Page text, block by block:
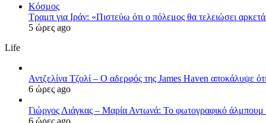
Κόσμος
Τραμπ για Ιράν: «Πιστεύω ότι ο πόλεμος θα τελειώσει
5 ώρες ago
Life
Αντζελίνα Τζολί – Ο αδερφός της James Haven αποκάλυψε
6 ώρες ago
Γιώργος Λιάγκας – Μαρία Αντωνά: Το φωτογραφικό
6 ώρες ago